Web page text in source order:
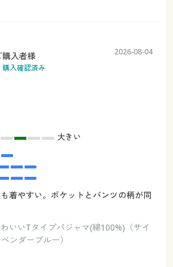
購入者様
購入確認済み
2026-08-04
大きい
着やすい。ポケットとパンツの柄が同
いいTタイプパジャマ(綿100%)（サイ
ンダーブルー）